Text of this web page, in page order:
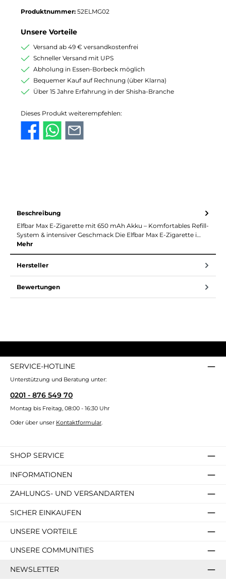
Produktnummer: 52ELMG02
Unsere Vorteile
Versand ab 49 € versandkostenfrei
Schneller Versand mit UPS
Abholung in Essen-Borbeck möglich
Bequemer Kauf auf Rechnung (über Klarna)
Über 15 Jahre Erfahrung in der Shisha-Branche
Dieses Produkt weiterempfehlen:
Beschreibung
Elfbar Max E-Zigarette mit 650 mAh Akku – Komfortables Refill-
System & intensiver Geschmack Die Elfbar Max E-Zigarette i…
Mehr
Hersteller
Bewertungen
SERVICE-HOTLINE
Unterstützung und Beratung unter:
0201 - 876 549 70
Montag bis Freitag, 08:00 - 16:30 Uhr
Oder über unser Kontaktformular.
SHOP SERVICE
INFORMATIONEN
ZAHLUNGS- UND VERSANDARTEN
SICHER EINKAUFEN
UNSERE VORTEILE
UNSERE COMMUNITIES
NEWSLETTER